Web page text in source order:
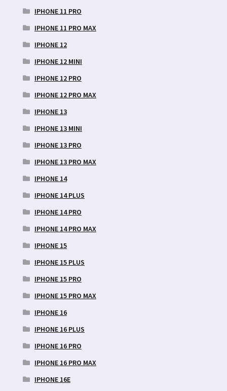
IPHONE 11 PRO
IPHONE 11 PRO MAX
IPHONE 12
IPHONE 12 MINI
IPHONE 12 PRO
IPHONE 12 PRO MAX
IPHONE 13
IPHONE 13 MINI
IPHONE 13 PRO
IPHONE 13 PRO MAX
IPHONE 14
IPHONE 14 PLUS
IPHONE 14 PRO
IPHONE 14 PRO MAX
IPHONE 15
IPHONE 15 PLUS
IPHONE 15 PRO
IPHONE 15 PRO MAX
IPHONE 16
IPHONE 16 PLUS
IPHONE 16 PRO
IPHONE 16 PRO MAX
IPHONE 16E